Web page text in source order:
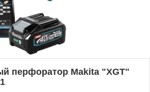
перфоратор Makita "XGT"